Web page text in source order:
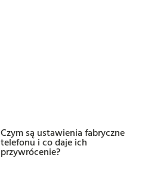
Czym są ustawienia fabryczne
telefonu i co daje ich
przywrócenie?